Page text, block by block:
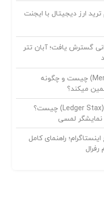
ارز دیجیتال با ایجنت
گسترش یافت؛ آبان تتر
درخت مرکل (Merkle Tree) چیست و چگونه
میکند؟
کیف پول لجر استکس (Ledger Stax) چیست؟
نمایشگر لمسی
راهنمای کامل